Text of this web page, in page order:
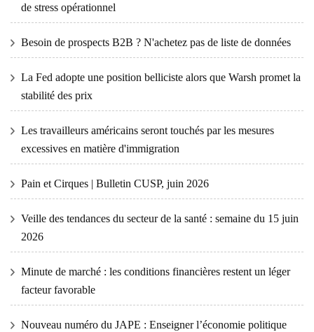
de stress opérationnel
Besoin de prospects B2B ? N'achetez pas de liste de données
La Fed adopte une position belliciste alors que Warsh promet la
stabilité des prix
Les travailleurs américains seront touchés par les mesures
excessives en matière d'immigration
Pain et Cirques | Bulletin CUSP, juin 2026
Veille des tendances du secteur de la santé : semaine du 15 juin
2026
Minute de marché : les conditions financières restent un léger
facteur favorable
Nouveau numéro du JAPE : Enseigner l’économie politique